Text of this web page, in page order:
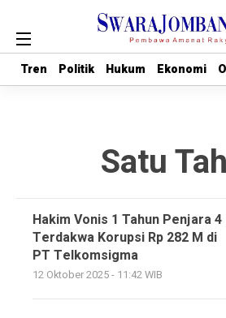
Tren Politik Hukum Ekonomi
Tren Politik Hukum Ekonomi
Satu
Hakim Vonis 1 Tahun Penjara 4
Terdakwa Korupsi Rp 282 M di
PT Telkomsigma
12 Oktober 2025 - 11:42 WIB